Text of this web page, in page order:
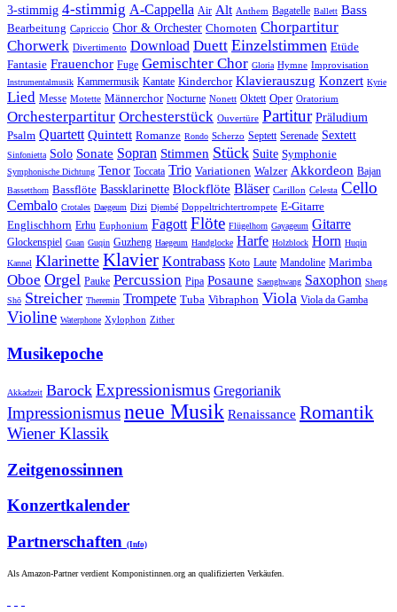
3-stimmig 4-stimmig A-Cappella Air Alt Anthem Bagatelle Ballett Bass
Bearbeitung Capriccio Chor & Orchester Chornoten Chorpartitur
Chorwerk Divertimento Download Duett Einzelstimmen Etüde
Fantasie Frauenchor Fuge Gemischter Chor Gloria Hymne Improvisation
Instrumentalmusik Kammermusik Kantate Kinderchor Klavierauszug Konzert Kyrie
Lied Messe Motette Männerchor Nocturne Nonett Oktett Oper Oratorium
Orchesterpartitur Orchesterstück Ouvertüre Partitur Präludium
Psalm Quartett Quintett Romanze Rondo Scherzo Septett Serenade Sextett
Sinfonietta Solo Sonate Sopran Stimmen Stück Suite Symphonie
Symphonische Dichtung Tenor Toccata Trio Variationen Walzer Akkordeon Bajan
Bassetthorn Bassflöte Bassklarinette Blockflöte Bläser Carillon Celesta Cello
Cembalo Crotales Daegeum Dizi Djembé Doppeltrichtertrompete E-Gitarre
Englischhorn Erhu Euphonium Fagott Flöte Flügelhorn Gayageum Gitarre
Glockenspiel Guan Guqin Guzheng Haegeum Handglocke Harfe Holzblock Horn Huqin
Kannel Klarinette Klavier Kontrabass Koto Laute Mandoline Marimba
Oboe Orgel Pauke Percussion Pipa Posaune Saenghwang Saxophon Sheng
Shō Streicher Theremin Trompete Tuba Vibraphon Viola Viola da Gamba
Violine Waterphone Xylophon Zither
Musikepoche
Akkadzeit Barock Expressionismus Gregorianik
Impressionismusneue Musik Renaissance Romantik
Wiener Klassik
Zeitgenossinnen
Konzertkalender
Partnerschaften (Info)
Als Amazon-Partner verdient Komponistinnen.org an qualifizierten Verkäufen.